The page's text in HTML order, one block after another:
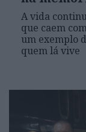
A vida
que caem
um exemplo
quem lá vive